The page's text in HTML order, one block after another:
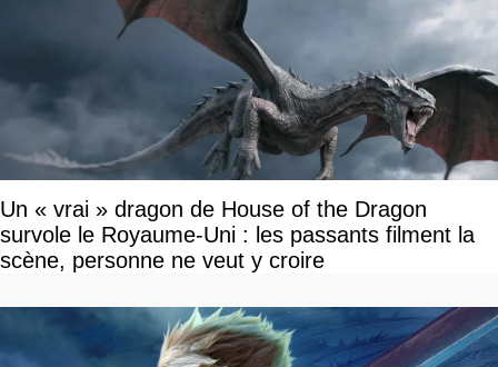
Un « vrai » dragon de House of the Dragon
survole le Royaume-Uni : les passants filment la
scène, personne ne veut y croire